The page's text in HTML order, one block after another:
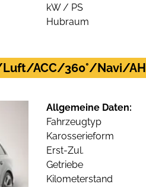
kW / PS
Hubraum
Luft/ACC/360°/Navi/AH
Allgemeine Daten:
Fahrzeugtyp
Karosserieform
Erst-Zul.
Getriebe
Kilometerstand